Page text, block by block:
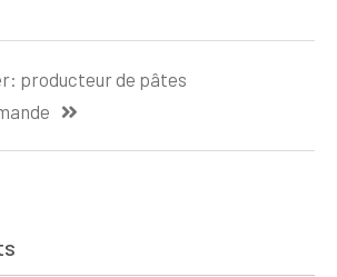
producteur de pâtes